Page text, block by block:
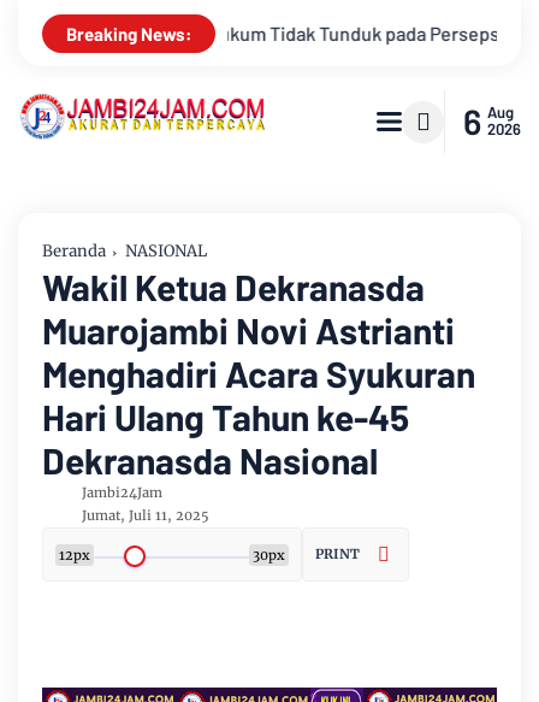
Breaking News:
Persepsi: Kritik Terhadap Monopoli Kebenaran oleh Media
6 Aug
2026
Beranda NASIONAL
Wakil Ketua Dekranasda
Muarojambi Novi Astrianti
Menghadiri Acara Syukuran
Hari Ulang Tahun ke-45
Dekranasda Nasional
Jambi24Jam
Jumat, Juli 11, 2025
12px 30px PRINT